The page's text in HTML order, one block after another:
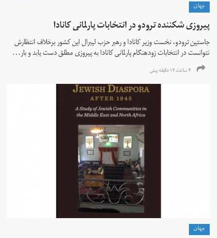
جهان
پیروزی شکننده ترودو در انتخابات پارلمانی کانادا
جاستین ترودو، نخست وزیر کانادا و رهبر حزب لیبرال این کشور برخلاف انتظارش
نتوانست در انتخابات زود‌هنگام پارلمانی کانادا به پیروزی مطلق دست یابد و بار...
۴ ساعت ۱۴ دقیقه پیش
جهان